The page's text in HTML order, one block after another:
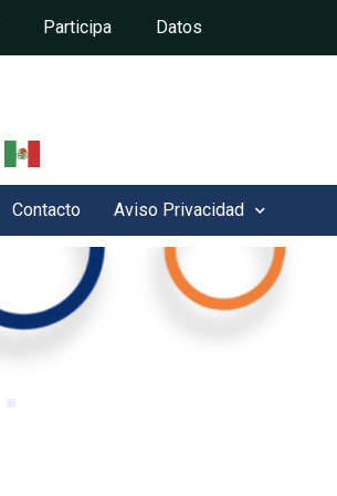
Participa Datos
Contacto Aviso Privacidad